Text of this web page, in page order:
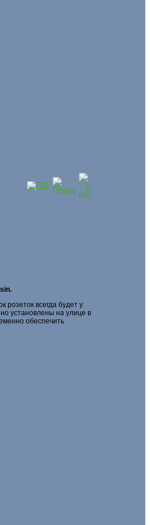
розеток всегда будет у
установлены на улице в
обеспечить